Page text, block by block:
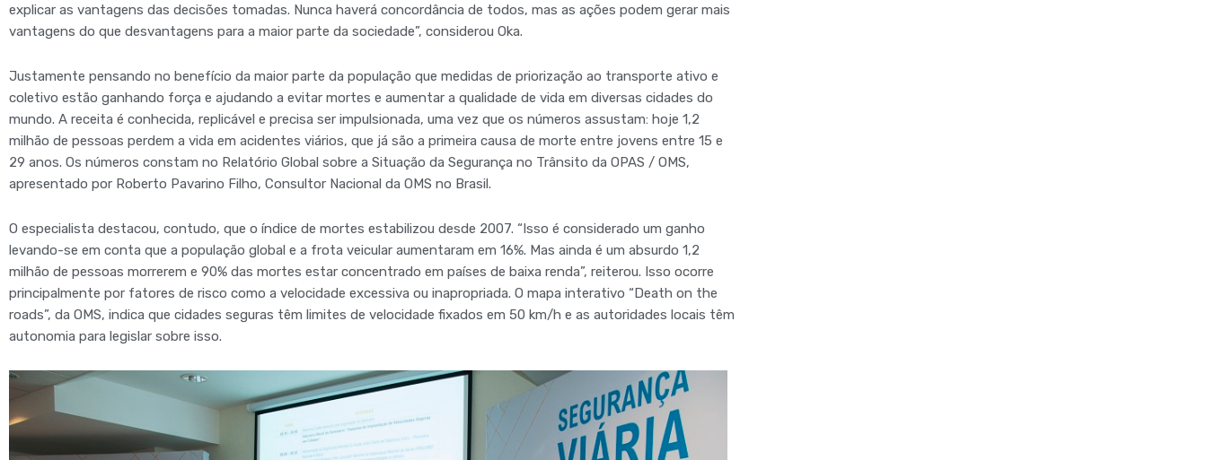
explicar as vantagens das decisões tomadas. Nunca haverá concordância de todos, mas as ações podem gerar mais
vantagens do que desvantagens para a maior parte da sociedade”, considerou Oka.
Justamente pensando no benefício da maior parte da população que medidas de priorização ao transporte ativo e
coletivo estão ganhando força e ajudando a evitar mortes e aumentar a qualidade de vida em diversas cidades do
mundo. A receita é conhecida, replicável e precisa ser impulsionada, uma vez que os números assustam: hoje 1,2
milhão de pessoas perdem a vida em acidentes viários, que já são a primeira causa de morte entre jovens entre 15 e
29 anos. Os números constam no Relatório Global sobre a Situação da Segurança no Trânsito da OPAS / OMS,
apresentado por Roberto Pavarino Filho, Consultor Nacional da OMS no Brasil.
O especialista destacou, contudo, que o índice de mortes estabilizou desde 2007. “Isso é considerado um ganho
levando-se em conta que a população global e a frota veicular aumentaram em 16%. Mas ainda é um absurdo 1,2
milhão de pessoas morrerem e 90% das mortes estar concentrado em países de baixa renda”, reiterou. Isso ocorre
principalmente por fatores de risco como a velocidade excessiva ou inapropriada. O mapa interativo “Death on the
roads”, da OMS, indica que cidades seguras têm limites de velocidade fixados em 50 km/h e as autoridades locais têm
autonomia para legislar sobre isso.